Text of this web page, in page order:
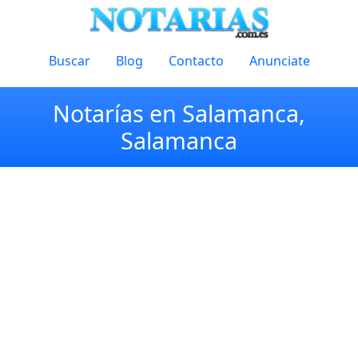
Buscar Blog Contacto Anunciate
Notarías en Salamanca,
Salamanca